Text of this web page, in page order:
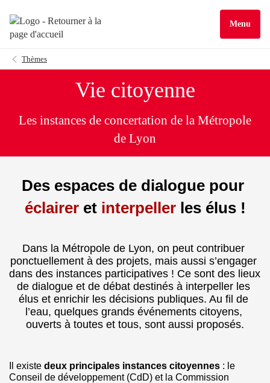
Menu
Thèmes
Vie citoyenne
Les instances de concertation de la Métropole
de Lyon
Des
éclairer et interpeller les élus !
Dans la Métropole de Lyon, on peut contribuer
ponctuellement à des projets, mais aussi s’engager
dans des instances participatives ! Ce sont des lieux
de dialogue et de débat destinés à interpeller les
élus et enrichir les décisions publiques. Au fil de
l’eau, quelques grands événements citoyens,
ouverts à toutes et tous, sont aussi proposés.
Il existe deux principales instances citoyennes : le
Conseil de développement (CdD) et la Commission